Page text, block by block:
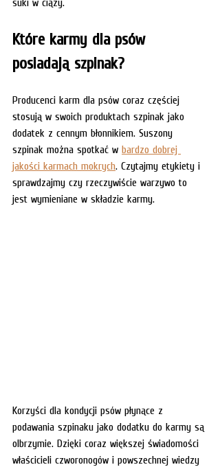
Które karmy dla psów
posiadają szpinak?
Producenci karm dla psów coraz częściej
stosują w swoich produktach szpinak jako
dodatek z cennym błonnikiem. Suszony
szpinak można spotkać w bardzo dobrej
jakości karmach mokrych. Czytajmy etykiety i
sprawdzajmy czy rzeczywiście warzywo to
jest wymieniane w składzie karmy.
Korzyści dla kondycji psów płynące z
podawania szpinaku jako dodatku do karmy są
olbrzymie. Dzięki coraz większej świadomości
właścicieli czworonogów i powszechnej wiedzy